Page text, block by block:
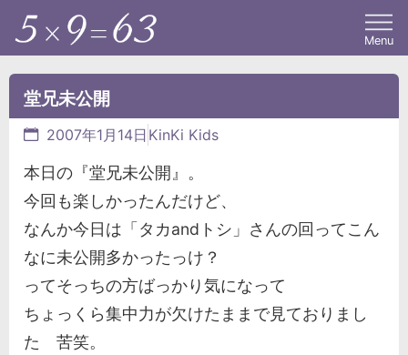
Menu
堂兄未公開
2007年1月14日 KinKi Kids
本日の『堂兄未公開』。
今回も楽しかったんだけど、
なんか今日は「タカandトシ」さんの回ってこん
なに未公開多かったっけ？
ってそっちの方ばっかり気になって
ちょっくら集中力が欠けたままで見ておりまし
た 苦笑。